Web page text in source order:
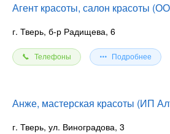
Иващенко Елена Львовна
Косметолог; врач дерматолог
Агент красоты, салон красоты
г. Тверь, б-р Радищева, 6
Телефоны Подробнее
Анже, мастерская красоты (ИП
г. Тверь, ул. Виноградова, 3